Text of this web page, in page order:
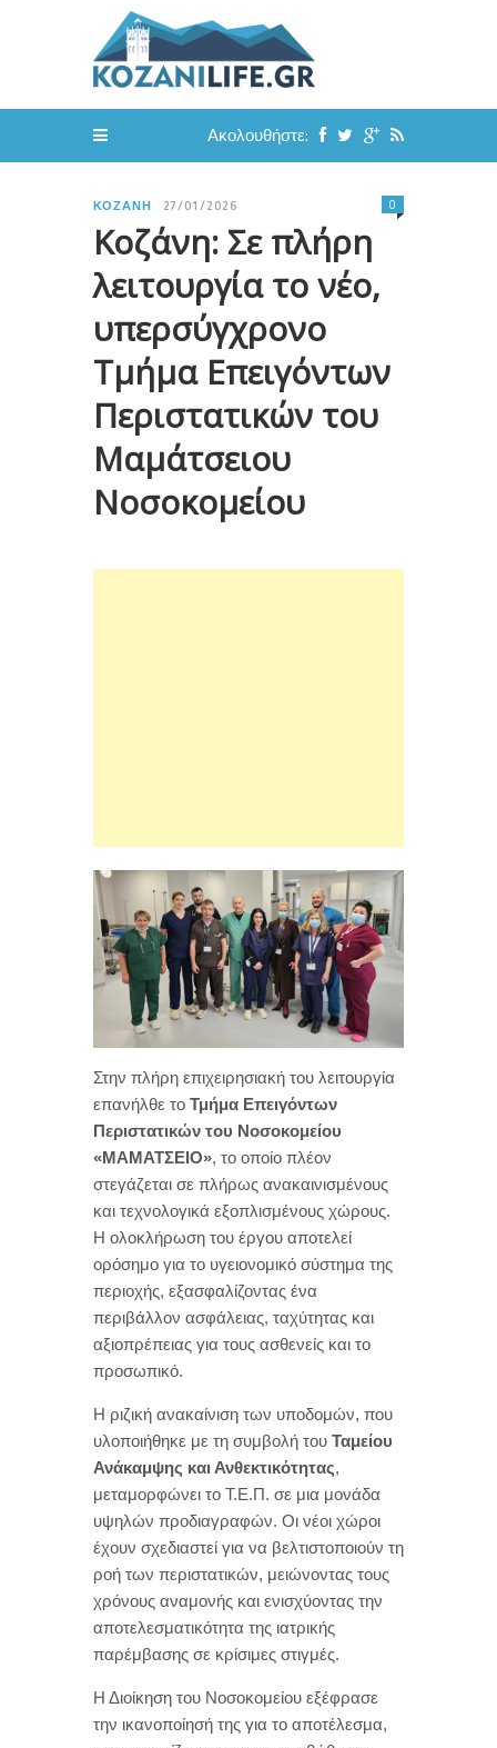
Ακολουθήστε:
ΚΟΖΆΝΗ 27/01/2026
Κοζάνη: Σε πλήρη
λειτουργία το νέο,
υπερσύγχρονο
Τμήμα Επειγόντων
Περιστατικών του
Μαμάτσειου
Νοσοκομείου
0
Στην πλήρη επιχειρησιακή του λειτουργία
επανήλθε το Τμήμα Επειγόντων
Περιστατικών του Νοσοκομείου
«ΜΑΜΑΤΣΕΙΟ», το οποίο πλέον
στεγάζεται σε πλήρως ανακαινισμένους
και τεχνολογικά εξοπλισμένους χώρους.
Η ολοκλήρωση του έργου αποτελεί
ορόσημο για το υγειονομικό σύστημα της
περιοχής, εξασφαλίζοντας ένα
περιβάλλον ασφάλειας, ταχύτητας και
αξιοπρέπειας για τους ασθενείς και το
προσωπικό.
Η ριζική ανακαίνιση των υποδομών, που
υλοποιήθηκε με τη συμβολή του Ταμείου
Ανάκαμψης και Ανθεκτικότητας,
μεταμορφώνει το Τ.Ε.Π. σε μια μονάδα
υψηλών προδιαγραφών. Οι νέοι χώροι
έχουν σχεδιαστεί για να βελτιστοποιούν τη
ροή των περιστατικών, μειώνοντας τους
χρόνους αναμονής και ενισχύοντας την
αποτελεσματικότητα της ιατρικής
παρέμβασης σε κρίσιμες στιγμές.
Η Διοίκηση του Νοσοκομείου εξέφρασε
την ικανοποίησή της για το αποτέλεσμα,